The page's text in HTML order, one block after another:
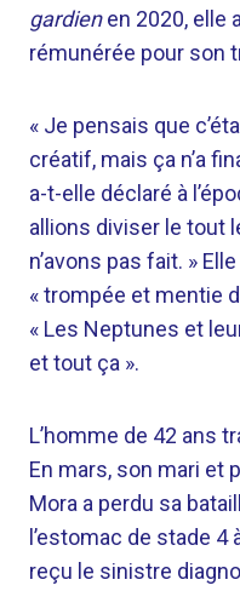
gardienen 2020, elle
rémunérée pour son
« Je pensais que
créatif, mais ça n’a
a-t-elle déclaré à
allions diviser le tout
n’avons pas fait. »
« trompée et mentie
« Les Neptunes et
et tout ça ».
L’homme de 42 ans
En mars, son mari et
Mora a perdu sa
l’estomac de stade
reçu le sinistre